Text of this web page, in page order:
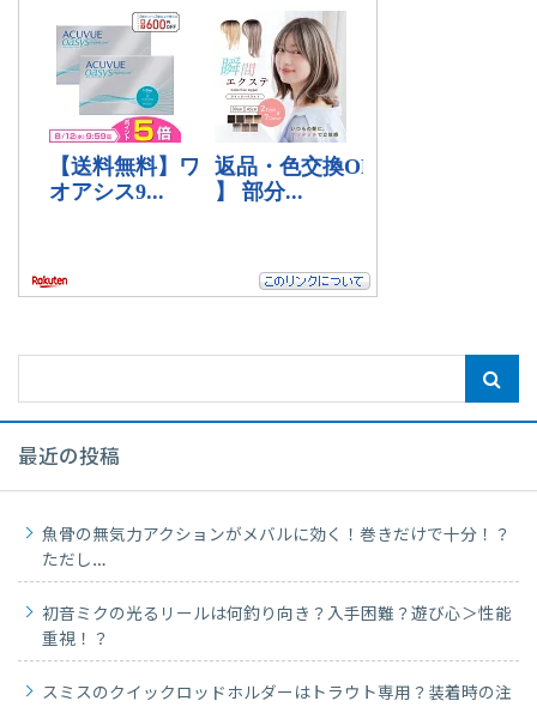
最近の投稿
魚骨の無気力アクションがメバルに効く！巻きだけで十分！？
ただし…
初音ミクの光るリールは何釣り向き？入手困難？遊び心＞性能
重視！？
スミスのクイックロッドホルダーはトラウト専用？装着時の注